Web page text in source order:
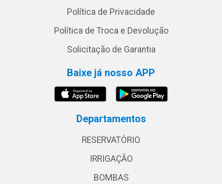
Política de Privacidade
Política de Troca e Devolução
Solicitação de Garantia
Baixe já nosso APP
Departamentos
RESERVATÓRIO
IRRIGAÇÃO
BOMBAS